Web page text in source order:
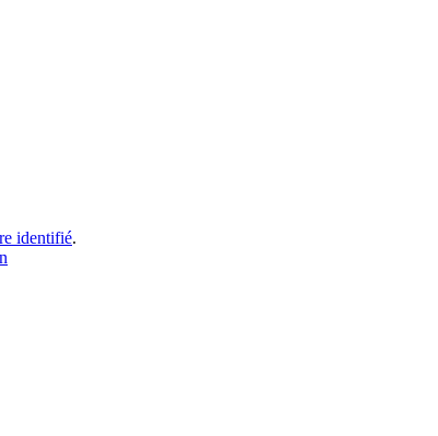
identifié.